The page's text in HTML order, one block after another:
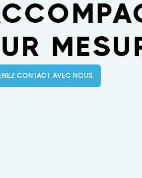
CONTACT AVEC NOUS